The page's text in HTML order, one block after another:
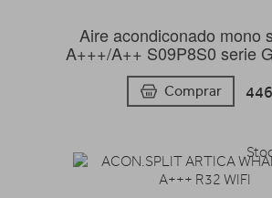
Aire acondiconado mono
A+++/A++ S09P8S0 serie
Comprar